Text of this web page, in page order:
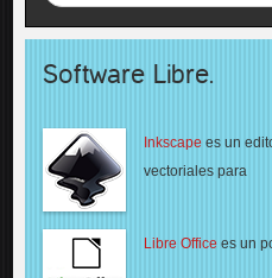
Software Libre.
Inkscape es un
vectoriales para
Libre Office es un